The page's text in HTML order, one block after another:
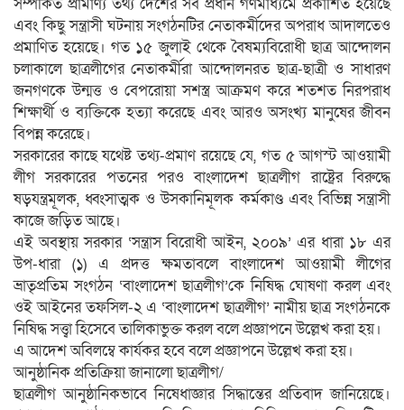
এবং কিছু সন্ত্রাসী ঘটনায় সংগঠনটির নেতাকর্মীদের অপরাধ আদালতেও
প্রমাণিত হয়েছে। গত ১৫ জুলাই থেকে বৈষম্যবিরোধী ছাত্র আন্দোলন
চলাকালে ছাত্রলীগের নেতাকর্মীরা আন্দোলনরত ছাত্র-ছাত্রী ও সাধারণ
জনগণকে উন্মত্ত ও বেপরোয়া সশস্ত্র আক্রমণ করে শতশত নিরপরাধ
শিক্ষার্থী ও ব্যক্তিকে হত্যা করেছে এবং আরও অসংখ্য মানুষের জীবন
বিপন্ন করেছে।
সরকারের কাছে যথেষ্ট তথ্য-প্রমাণ রয়েছে যে, গত ৫ আগস্ট আওয়ামী
লীগ সরকারের পতনের পরও বাংলাদেশ ছাত্রলীগ রাষ্ট্রের বিরুদ্ধে
ষড়যন্ত্রমূলক, ধ্বংসাত্মক ও উসকানিমূলক কর্মকাণ্ড এবং বিভিন্ন সন্ত্রাসী
কাজে জড়িত আছে।
এই অবস্থায় সরকার ‌‘সন্ত্রাস বিরোধী আইন, ২০০৯’ এর ধারা ১৮ এর
উপ-ধারা (১) এ প্রদত্ত ক্ষমতাবলে বাংলাদেশ আওয়ামী লীগের
ভ্রাতৃপ্রতিম সংগঠন ‘বাংলাদেশ ছাত্রলীগ’কে নিষিদ্ধ ঘোষণা করল এবং
ওই আইনের তফসিল-২ এ ‘বাংলাদেশ ছাত্রলীগ’ নামীয় ছাত্র সংগঠনকে
নিষিদ্ধ সত্ত্বা হিসেবে তালিকাভুক্ত করল বলে প্রজ্ঞাপনে উল্লেখ করা হয়।
এ আদেশ অবিলম্বে কার্যকর হবে বলে প্রজ্ঞাপনে উল্লেখ করা হয়।
আনুষ্ঠানিক প্রতিক্রিয়া জানালো ছাত্রলীগ/
ছাত্রলীগ আনুষ্ঠানিকভাবে নিষেধাজ্ঞার সিদ্ধান্তের প্রতিবাদ জানিয়েছে।